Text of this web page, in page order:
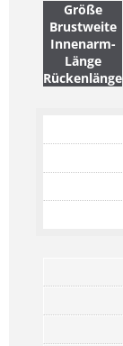
Größe
Brustweite
Innenarm-
Länge
Rückenlänge